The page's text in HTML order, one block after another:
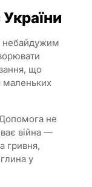
небайдужим
що
маленьких
не
війна —
гривня,
у